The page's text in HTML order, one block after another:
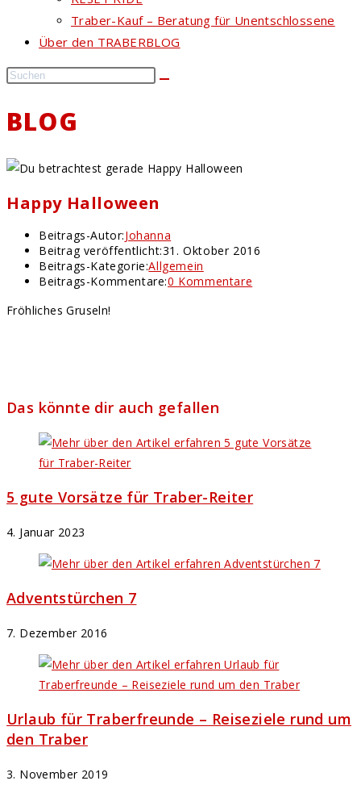
Traber-Kauf – Beratung für Unentschlossene
Über den TRABERBLOG
BLOG
Happy Halloween
Beitrags-Autor:Johanna
Beitrag veröffentlicht:31. Oktober 2016
Beitrags-Kategorie:Allgemein
Beitrags-Kommentare:0 Kommentare
Fröhliches Gruseln!
Das könnte dir auch gefallen
5 gute Vorsätze für Traber-Reiter
4. Januar 2023
Adventstürchen 7
7. Dezember 2016
Urlaub für Traberfreunde – Reiseziele rund um
den Traber
3. November 2019